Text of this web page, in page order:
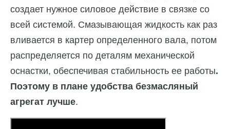
создает нужное силовое действие в связке со
всей системой. Смазывающая жидкость как раз
вливается в картер определенного вала, потом
распределяется по деталям механической
оснастки, обеспечивая стабильность ее работы.
Поэтому в плане удобства безмасляный
агрегат лучше.